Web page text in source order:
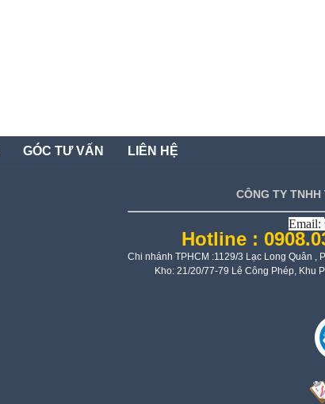
GÓC TƯ VẤN LIÊN HỆ
CÔNG TY
Email:
Hotline :
Chi nhánh TPHCM :1129/3 Lạc Long Quân ,
Kho: 21/20/77-79 Lê Công Phép, Khu